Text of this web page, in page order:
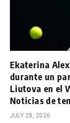
Ekaterina
durante un
Liutova en el
Noticias de
JULY 28, 2026